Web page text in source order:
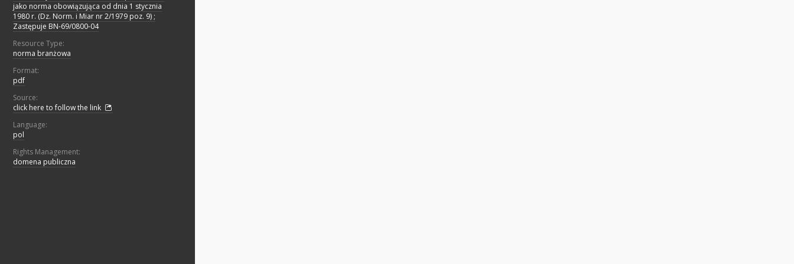
jako norma obowiązująca od dnia 1 stycznia
1980 r. (Dz. Norm. i Miar nr 2/1979 poz. 9) ;
Zastępuje BN-69/0800-04
Resource Type:
norma branżowa
Format:
pdf
Source:
click here to follow the link
Language:
pol
Rights Management:
domena publiczna